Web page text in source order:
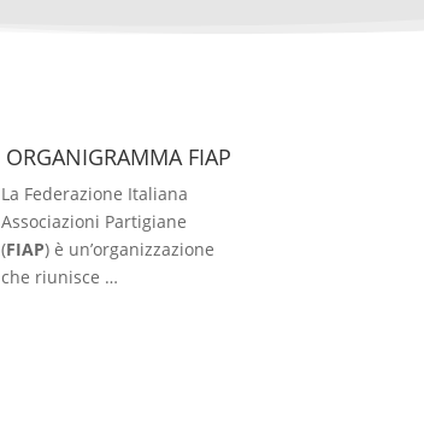
ORGANIGRAMMA FIAP
La Federazione Italiana
Associazioni Partigiane
(FIAP) è un’organizzazione
che riunisce …